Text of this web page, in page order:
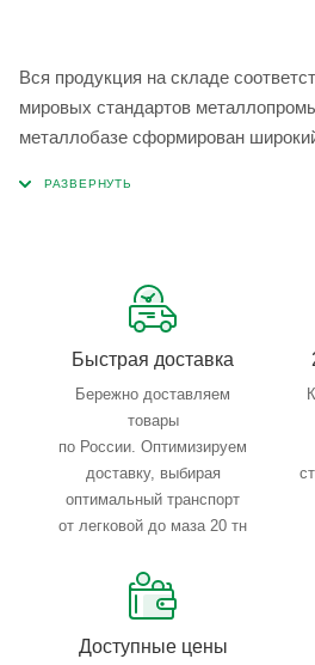
Вся продукция на складе
мировых стандартов
металлобазе сформирован
Быстрая доставка
Бережно доставляем
товары
по России. Оптимизируем
доставку, выбирая
оптимальный транспорт
от легковой до маза 20 тн
Доступные цены